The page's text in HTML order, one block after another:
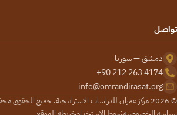
تواصل
دمشق — سوريا
+90 212 263 4174
info@omrandirasat.org
© 2026 مركز عمران للدراسات الاستراتيجية. جميع الحقوق محفوظة.